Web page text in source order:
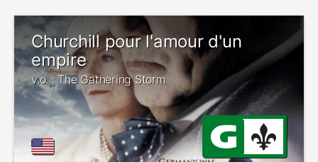
Churchill pour l'amour d'un
empire
v.o. : The Gathering Storm